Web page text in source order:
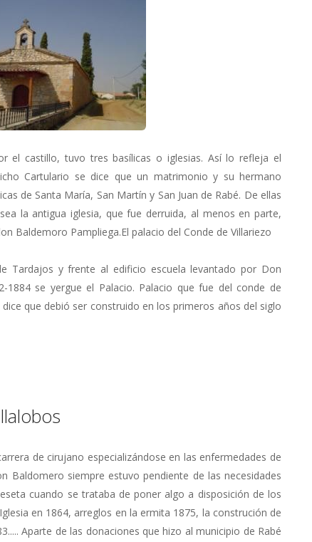
el castillo, tuvo tres basílicas o iglesias. Así lo refleja el
Cartulario se dice que un matrimonio y su hermano
de Santa María, San Martín y San Juan de Rabé. De ellas
la antigua iglesia, que fue derruida, al menos en parte,
Baldemoro Pampliega.El palacio del Conde de Villariezo
Tardajos y frente al edificio escuela levantado por Don
1884 se yergue el Palacio. Palacio que fue del conde de
que debió ser construido en los primeros años del siglo
de cirujano especializándose en las enfermedades de
Baldomero siempre estuvo pendiente de las necesidades
cuando se trataba de poner algo a disposición de los
en 1864, arreglos en la ermita 1875, la construción de
Aparte de las donaciones que hizo al municipio de Rabé